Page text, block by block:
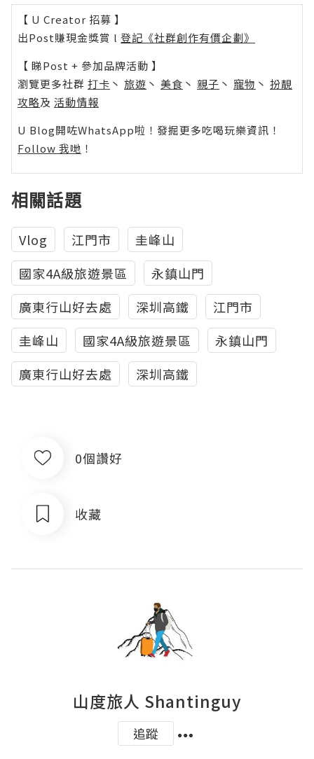
【 U Creator 招募 】
出Post賺現金獎賞 l 登記《社群創作有價企劃》
【 睇Post + 參加品牌活動 】
瀏覽更多社群 打卡 丶 旅遊 丶 美食 丶 親子 丶 寵物 丶 扮靚
攻略及 活動情報
U Blog開咗WhatsApp啦！發掘更多吃喝玩樂資訊！
Follow 我哋 ！
相關話題
Vlog 江門市
圭峰山
國家4A級旅遊景區
永鎮山門
廣東行山好去處
深圳高鐵
江門市
圭峰山
國家4A級旅遊景區
永鎮山門
廣東行山好去處
深圳高鐵
0個讚好
收藏
山度旅人 Shantinguy
追蹤